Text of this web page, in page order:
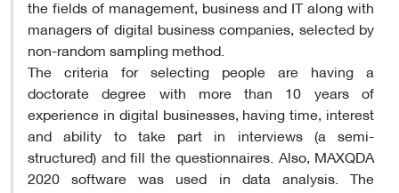
the fields of management, business and IT along with
managers of digital business companies, selected by
non-random sampling method.
The criteria for selecting people are having a
doctorate degree with more than 10 years of
experience in digital businesses, having time, interest
and ability to take part in interviews (a semi-
structured) and fill the questionnaires. Also, MAXQDA
2020 software was used in data analysis. The